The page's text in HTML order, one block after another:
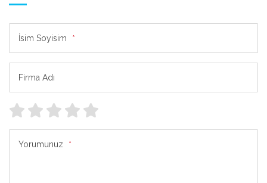
İsim Soyisim *
Firma Adı
Yorumunuz *